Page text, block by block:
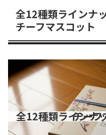
全12種類ラインナ
チーフマスコット
全12種類ラインナップ